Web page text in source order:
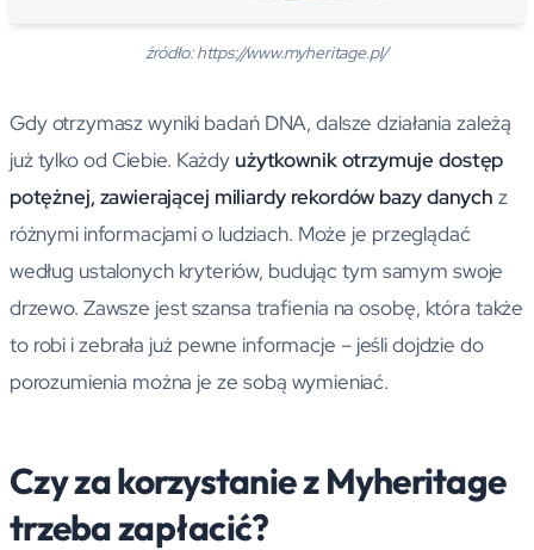
źródło: https://www.myheritage.pl/
Gdy otrzymasz wyniki badań DNA, dalsze działania zależą
już tylko od Ciebie. Każdy użytkownik otrzymuje dostęp
potężnej, zawierającej miliardy rekordów bazy danych z
różnymi informacjami o ludziach. Może je przeglądać
według ustalonych kryteriów, budując tym samym swoje
drzewo. Zawsze jest szansa trafienia na osobę, która także
to robi i zebrała już pewne informacje – jeśli dojdzie do
porozumienia można je ze sobą wymieniać.
Czy za korzystanie z Myheritage
trzeba zapłacić?